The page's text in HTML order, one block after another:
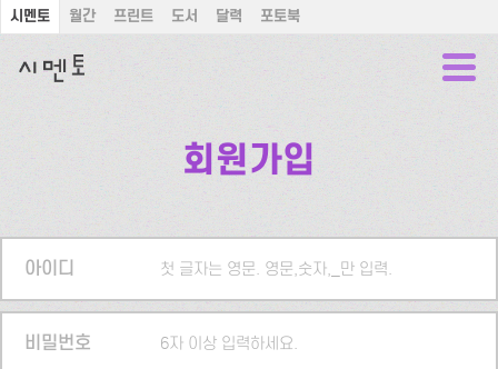
시멘토 월간 프린트 도서 달력 포토북
회원가입
아이디 첫 글자는 영문. 영문,숫자,_만 입력.
비밀번호 6자 이상 입력하세요.